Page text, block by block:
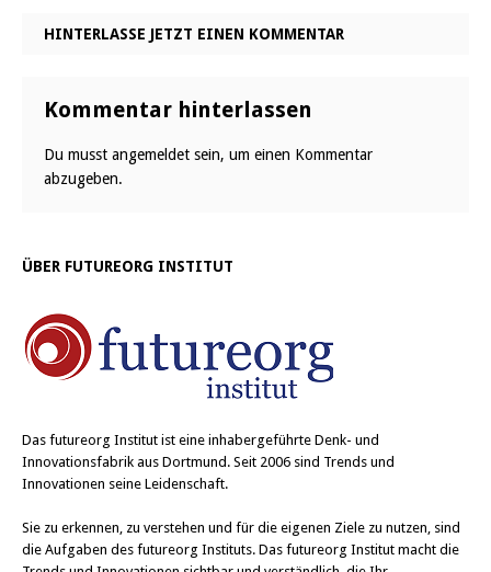
HINTERLASSE JETZT EINEN KOMMENTAR
Kommentar hinterlassen
Du musst angemeldet sein, um einen Kommentar
abzugeben.
ÜBER FUTUREORG INSTITUT
Das futureorg Institut ist eine inhabergeführte Denk- und
Innovationsfabrik aus Dortmund. Seit 2006 sind Trends und
Innovationen seine Leidenschaft.
Sie zu erkennen, zu verstehen und für die eigenen Ziele zu nutzen, sind
die Aufgaben des futureorg Instituts. Das futureorg Institut macht die